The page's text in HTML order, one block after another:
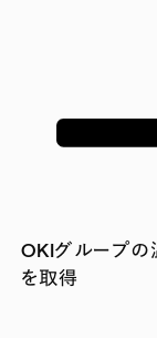
OKIグループの
を取得